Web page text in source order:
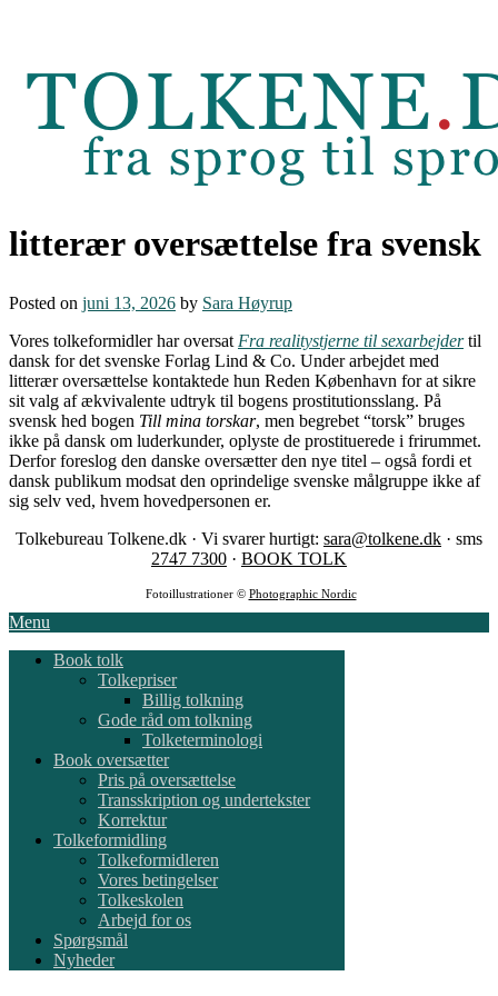
litterær oversættelse fra svensk
Posted on juni 13, 2026 by Sara Høyrup
Vores tolkeformidler har oversat Fra realitystjerne til sexarbejdertil
dansk for det svenske Forlag Lind & Co. Under arbejdet med
litterær oversættelse kontaktede hun Reden København for at sikre
sit valg af ækvivalente udtryk til bogens prostitutionsslang. På
svensk hed bogen Till mina torskar, men begrebet “torsk” bruges
ikke på dansk om luderkunder, oplyste de prostituerede i frirummet.
Derfor foreslog den danske oversætter den nye titel – også fordi et
dansk publikum modsat den oprindelige svenske målgruppe ikke af
sig selv ved, hvem hovedpersonen er.
Tolkebureau Tolkene.dk · Vi svarer hurtigt: sara@tolkene.dk · sms
2747 7300 · BOOK TOLK
Fotoillustrationer © Photographic Nordic
Menu
Book tolk
Tolkepriser
Billig tolkning
Gode råd om tolkning
Tolketerminologi
Book oversætter
Pris på oversættelse
Transskription og undertekster
Korrektur
Tolkeformidling
Tolkeformidleren
Vores betingelser
Tolkeskolen
Arbejd for os
Spørgsmål
Nyheder